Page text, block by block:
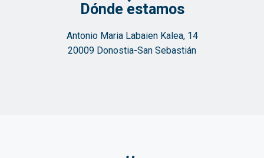
Dónde estamos
Antonio Maria Labaien Kalea, 14
20009 Donostia-San Sebastián